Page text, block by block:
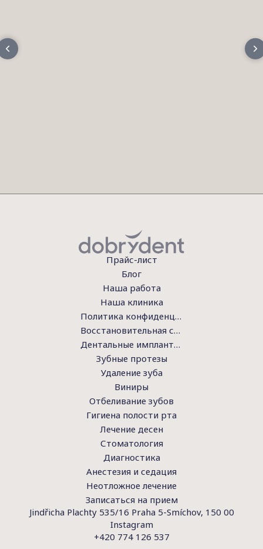
Прайс-лист
Блог
Наша работа
Наша клиника
Политика конфиденциальности
Восстановительная стоматология
Дентальные имплантаты
Зубные протезы
Удаление зуба
Виниры
Отбеливание зубов
Гигиена полости рта
Лечение десен
Стоматология
Диагностика
Анестезия и седация
Неотложное лечение
Записаться на прием
Jindřicha Plachty 535/16 Praha 5-Smíchov, 150 00
Instagram
+420 774 126 537